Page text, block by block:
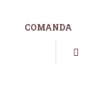
COMANDA